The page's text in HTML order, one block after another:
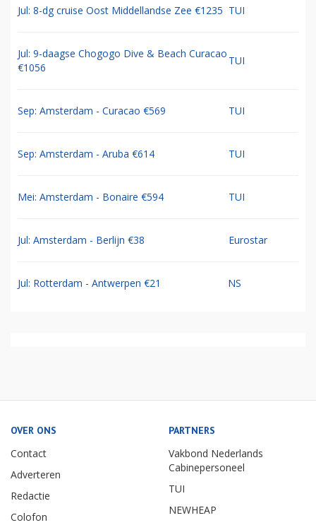
Jul: 8-dg cruise Oost Middellandse Zee €1235 TUI
Jul: 9-daagse Chogogo Dive & Beach Curacao
€1056
TUI
Sep: Amsterdam - Curacao €569 TUI
Sep: Amsterdam - Aruba €614 TUI
Mei: Amsterdam - Bonaire €594 TUI
Jul: Amsterdam - Berlijn €38 Eurostar
Jul: Rotterdam - Antwerpen €21 NS
OVER ONS
Contact
Adverteren
Redactie
Colofon
PARTNERS
Vakbond Nederlands
Cabinepersoneel
TUI
NEWHEAP